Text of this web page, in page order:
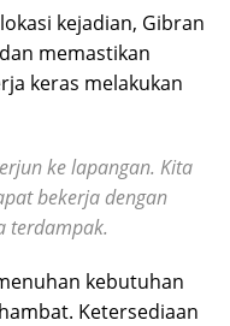
kejadian, Gibran
memastikan
keras melakukan
ke lapangan. Kita
bekerja dengan
terdampak.
kebutuhan
Ketersediaan